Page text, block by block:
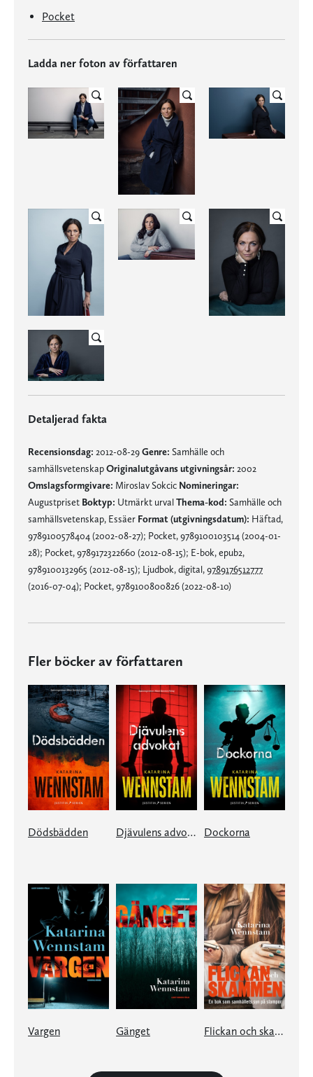
Pocket
Ladda ner foton av författaren
Detaljerad fakta
Recensionsdag: 2012-08-29Genre: Samhälle och
samhällsvetenskapOriginalutgåvans utgivningsår: 2002
Omslagsformgivare: Miroslav Sokcic Nomineringar:
Augustpriset Boktyp: Utmärkt urvalThema-kod: Samhälle och
samhällsvetenskap, Essäer Format (utgivningsdatum): Häftad,
9789100578404 (2002-08-27); Pocket, 9789100103514 (2004-01-
28); Pocket, 9789172322660 (2012-08-15); E-bok, epub2,
9789100132965 (2012-08-15); Ljudbok, digital,9789176512777
(2016-07-04); Pocket, 9789100800826 (2022-08-10)
Fler böcker av författaren
Dödsbädden Djävulens advokat Dockorna
Vargen Gänget Flickan och skammen